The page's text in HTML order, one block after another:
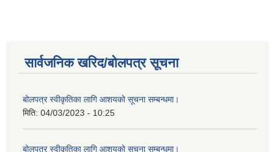
सार्वजनिक खरिद/बोलपत्र सूचना
बोलपत्र स्वीकृतिका लागि आशयको सूचना सम्बन्धमा।
मिति: 04/03/2023 - 10:25
बोलपत्र स्वीकृतिका लागि आशयको सूचना सम्बन्धमा।